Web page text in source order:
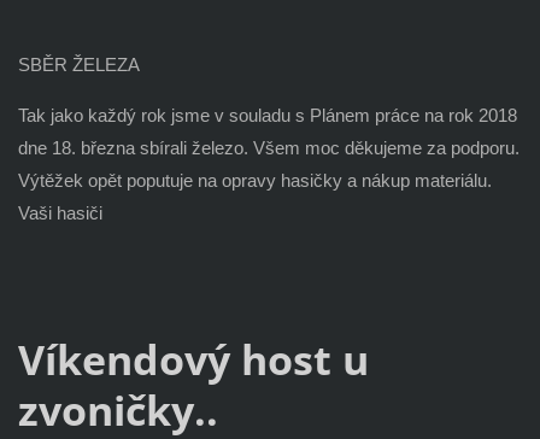
SBĚR ŽELEZA
Tak jako každý rok jsme v souladu s Plánem práce na rok 2018
dne 18. března sbírali železo. Všem moc děkujeme za podporu.
Výtěžek opět poputuje na opravy hasičky a nákup materiálu.
Vaši hasiči
Víkendový host u
zvoničky..